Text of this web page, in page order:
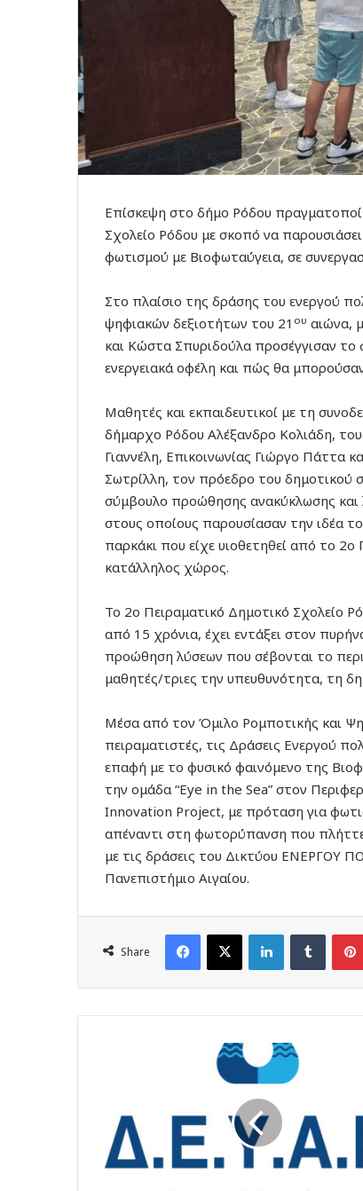
Επίσκεψη στο δήμο Ρόδου
Σχολείο Ρόδου με σκοπό να
φωτισμού με Βιοφωταύγεια, σε
Στο πλαίσιο της δράσης του ενεργού
ψηφιακών δεξιοτήτων του 21 ου αιώνα,
και Κώστα Σπυριδούλα προσέγγισαν το
ενεργειακά οφέλη και πώς θα
Μαθητές και εκπαιδευτικοί με τη
δήμαρχο Ρόδου Αλέξανδρο Κολιάδη,
Γιαννέλη, Επικοινωνίας Γιώργο Πάττα
Σωτρίλλη, τον πρόεδρο του δημοτικού
σύμβουλο προώθησης ανακύκλωσης και
στους οποίους παρουσίασαν την ιδέα
παρκάκι που είχε υιοθετηθεί από το
κατάλληλος χώρος.
Το 2ο Πειραματικό Δημοτικό Σχολείο
από 15 χρόνια, έχει εντάξει στον
προώθηση λύσεων που σέβονται το
μαθητές/τριες την υπευθυνότητα, τη
Μέσα από τον Όμιλο Ρομποτικής και
πειραματιστές, τις Δράσεις Ενεργού
επαφή με το φυσικό φαινόμενο της
την ομάδα “Eye in the Sea” στον
Innovation Project, με πρόταση για
απέναντι στη φωτορύπανση που
με τις δράσεις του Δικτύου ΕΝΕΡΓΟΥ
Πανεπιστήμιο Αιγαίου.
Share
Facebook
X LinkedInTumblr
λύσεις,
αγωνίζεται
σε